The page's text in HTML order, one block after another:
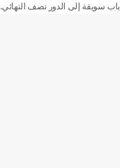
باب سويقة إلى الدور نصف النهائي.